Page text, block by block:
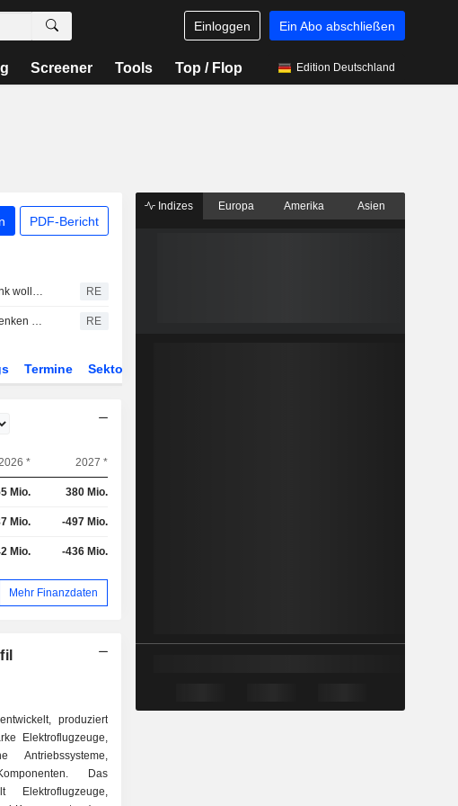
Einloggen Ein Abo abschließen
Screener Tools Top / Flop Edition Deutschland
PDF-Bericht
BETA Technologies, EXIM Bank wollen Finanzierungsvereinbarung auf bis zu 1 Mrd. USD ausweiten RE
Entwickler von Lufttaxis schwenken wegen Verzögerungen bei ziviler Zertifizierung auf den Militärmarkt um RE
Termine Sektor
* 2027 *
Mio. 380 Mio.
Mio. -497 Mio.
Mio. -436 Mio.
Mehr Finanzdaten
produziert
Elektroflugzeuge,
Antriebssysteme,
Das
Elektroflugzeuge,
Indizes Europa Amerika Asien